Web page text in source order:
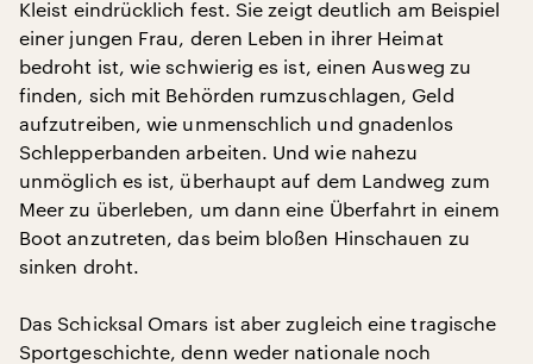
Kleist eindrücklich fest. Sie zeigt deutlich am Beispiel
einer jungen Frau, deren Leben in ihrer Heimat
bedroht ist, wie schwierig es ist, einen Ausweg zu
finden, sich mit Behörden rumzuschlagen, Geld
aufzutreiben, wie unmenschlich und gnadenlos
Schlepperbanden arbeiten. Und wie nahezu
unmöglich es ist, überhaupt auf dem Landweg zum
Meer zu überleben, um dann eine Überfahrt in einem
Boot anzutreten, das beim bloßen Hinschauen zu
sinken droht.
Das Schicksal Omars ist aber zugleich eine tragische
Sportgeschichte, denn weder nationale noch